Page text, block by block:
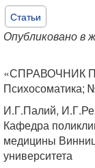
Статьи
Опубликовано в
«СПРАВОЧНИК
Психосоматика;
И.Г.Палий,
Кафедра
медицины
университета